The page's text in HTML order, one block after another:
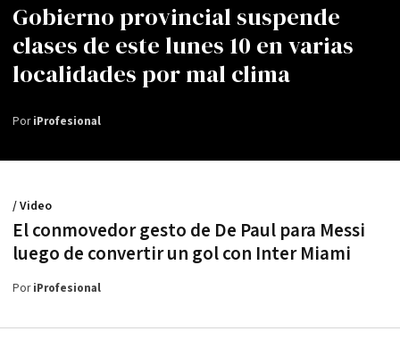
Gobierno provincial suspende
clases de este lunes 10 en varias
localidades por mal clima
PoriProfesional
El conmovedor gesto de De Paul para Messi
luego de convertir un gol con Inter Miami
/ Video
PoriProfesional